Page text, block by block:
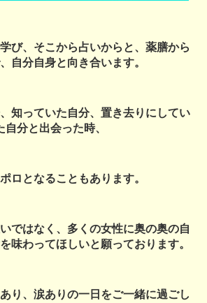
び、そこから占いからと、薬膳から
自分自身と向き合います。
知っていた自分、置き去りにしてい
自分と出会った時、
ロとなることもあります。
ではなく、多くの女性に奥の奥の自
味わってほしいと願っております。
り、涙ありの一日をご一緒に過ごし